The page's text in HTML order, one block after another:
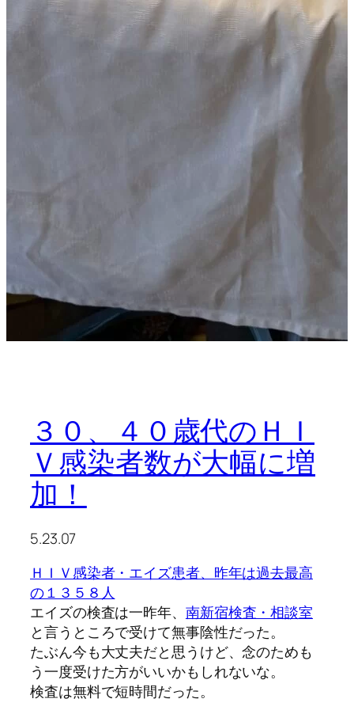
３０、４０歳代のＨＩ
Ｖ感染者数が大幅に増
加！
5.23.07
ＨＩＶ感染者・エイズ患者、昨年は過去最高
の１３５８人
エイズの検査は一昨年、 南新宿検査・相談室
と言うところで受けて無事陰性だった。
たぶん今も大丈夫だと思うけど、念のためも
う一度受けた方がいいかもしれないな。
検査は無料で短時間だった。